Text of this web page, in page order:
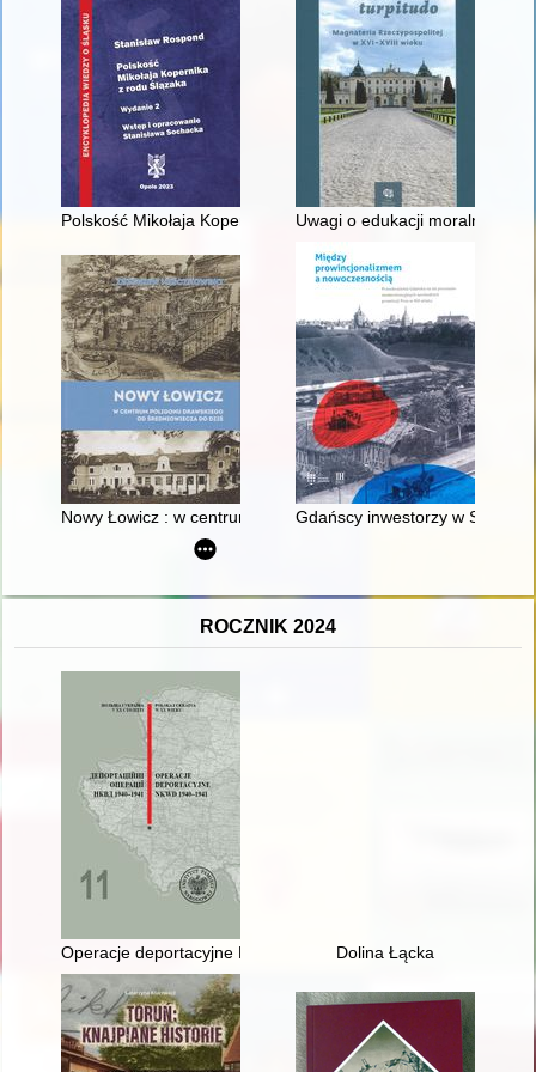
Polskość Mikołaja Kopernika z rodu ŚlązakaUwagi o edukacji moralnej
Nowy Łowicz : w centrum poligonu drawskiego od
Gdańscy inwestorzy w
ROCZNIK 2024
Operacje deportacyjne NKWD 1940-1941. Cz. 1 =
Dolina Łącka